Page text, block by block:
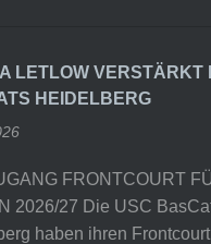
LETLOW VERSTÄRKT
HEIDELBERG
FRONTCOURT
2026/27 Die USC
haben ihren